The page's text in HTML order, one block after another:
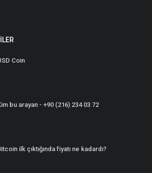
Coin
bu arayan - +90 (216) 234 03 72
ilk çıktığında fiyatı ne kadardı?